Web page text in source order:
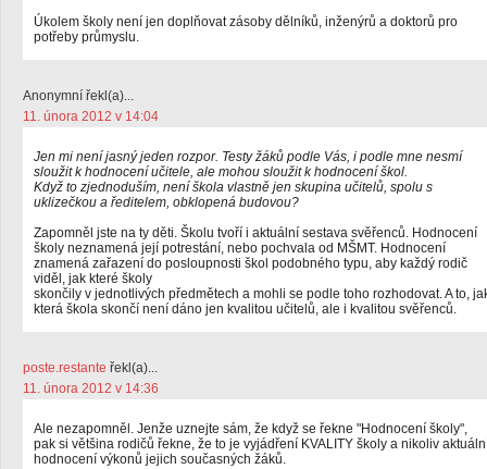
Úkolem školy není jen doplňovat zásoby dělníků, inženýrů a doktorů pro
potřeby průmyslu.
Anonymní řekl(a)...
11. února 2012 v 14:04
Jen mi není jasný jeden rozpor. Testy žáků podle Vás, i podle mne nesmí
sloužit k hodnocení učitele, ale mohou sloužit k hodnocení škol.
Když to zjednoduším, není škola vlastně jen skupina učitelů, spolu s
uklizečkou a ředitelem, obklopená budovou?
Zapomněl jste na ty děti. Školu tvoří i aktuální sestava svěřenců. Hodnocení
školy neznamená její potrestání, nebo pochvala od MŠMT. Hodnocení
znamená zařazení do posloupnosti škol podobného typu, aby každý rodič
viděl, jak které školy
skončily v jednotlivých předmětech a mohli se podle toho rozhodovat. A to,
která škola skončí není dáno jen kvalitou učitelů, ale i kvalitou svěřenců.
poste.restante řekl(a)...
11. února 2012 v 14:36
Ale nezapomněl. Jenže uznejte sám, že když se řekne "Hodnocení školy",
pak si většina rodičů řekne, že to je vyjádření KVALITY školy a nikoliv
hodnocení výkonů jejich současných žáků.